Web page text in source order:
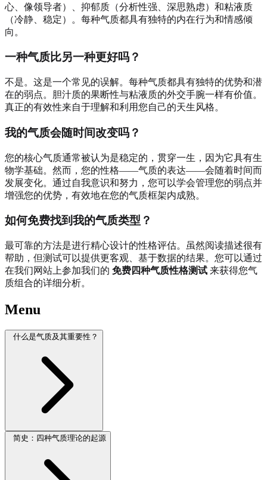
心、像领导者）、抑郁质（分析性强、深思熟虑）和粘液质
（冷静、稳定）。每种气质都具有独特的内在行为和情感倾
向。
一种气质比另一种更好吗？
不是。这是一个常见的误解。每种气质都具有独特的优势和潜
在的弱点。胆汁质的果断性与粘液质的外交手腕一样有价值。
真正的有效性来自于理解和利用您自己的天生风格。
我的气质会随时间改变吗？
您的核心气质通常被认为是稳定的，贯穿一生，因为它具有生
物学基础。然而，您的性格——气质的表达——会随着时间而
发展变化。通过自我意识和努力，您可以学会管理您的弱点并
增强您的优势，有效地在您的气质框架内成熟。
如何免费找到我的气质类型？
最可靠的方法是进行精心设计的性格评估。虽然阅读描述很有
帮助，但测试可以提供更客观、基于数据的结果。您可以通过
在我们网站上参加我们的 免费四种气质性格测试 来获得您气
质组合的详细分析。
Menu
什么是气质及其重要性？
简史：四种气质理论的起源